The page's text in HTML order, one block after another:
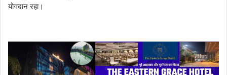
योगदान रहा।